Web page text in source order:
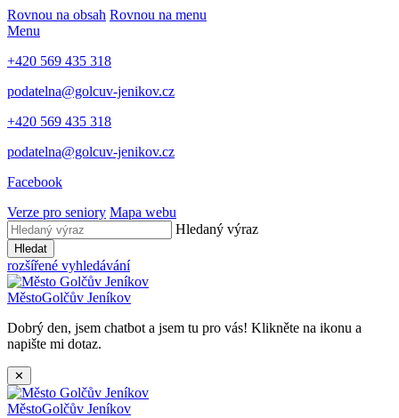
Rovnou na obsah Rovnou na menu
Menu
+420 569 435 318
podatelna@golcuv-jenikov.cz
+420 569 435 318
podatelna@golcuv-jenikov.cz
Facebook
Verze pro seniory Mapa webu
Hledaný výraz
Hledat
rozšířené vyhledávání
MěstoGolčův Jeníkov
Dobrý den, jsem chatbot a jsem tu pro vás! Klikněte na ikonu a
napište mi dotaz.
✕
MěstoGolčův Jeníkov